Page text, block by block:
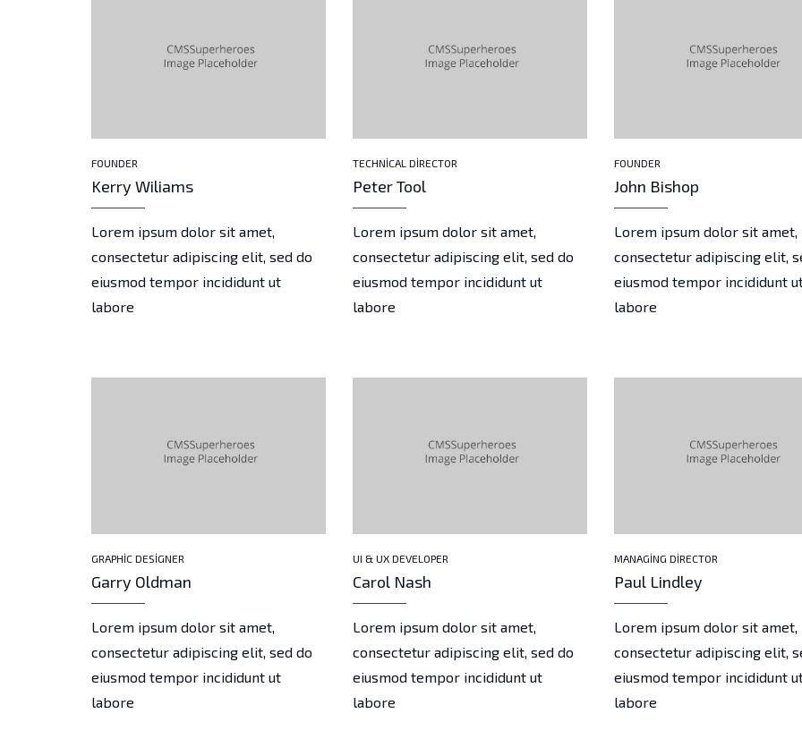
FOUNDER
Kerry Wiliams
Lorem ipsum dolor sit amet,
consectetur adipiscing elit, sed do
eiusmod tempor incididunt ut
labore
GRAPHIC DESIGNER
Garry Oldman
Lorem ipsum dolor sit amet,
consectetur adipiscing elit, sed do
eiusmod tempor incididunt ut
labore
TECHNICAL DIRECTOR
Peter Tool
Lorem ipsum dolor sit amet,
consectetur adipiscing elit, sed do
eiusmod tempor incididunt ut
labore
UI & UX DEVELOPER
Carol Nash
Lorem ipsum dolor sit amet,
consectetur adipiscing elit, sed do
eiusmod tempor incididunt ut
labore
FOUNDER
John Bishop
Lorem ipsum dolor sit amet,
consectetur adipiscing elit,
eiusmod tempor incididunt
labore
MANAGING DIRECTOR
Paul Lindley
Lorem ipsum dolor sit amet,
consectetur adipiscing elit,
eiusmod tempor incididunt
labore